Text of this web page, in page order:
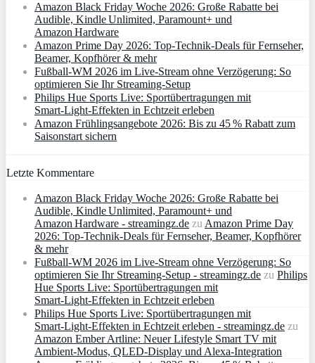
Amazon Black Friday Woche 2026: Große Rabatte bei
Audible, Kindle Unlimited, Paramount+ und
Amazon Hardware
Amazon Prime Day 2026: Top-Technik-Deals für Fernseher,
Beamer, Kopfhörer & mehr
Fußball-WM 2026 im Live-Stream ohne Verzögerung: So
optimieren Sie Ihr Streaming-Setup
Philips Hue Sports Live: Sportübertragungen mit
Smart‑Light‑Effekten in Echtzeit erleben
Amazon Frühlingsangebote 2026: Bis zu 45 % Rabatt zum
Saisonstart sichern
Letzte Kommentare
Amazon Black Friday Woche 2026: Große Rabatte bei
Audible, Kindle Unlimited, Paramount+ und
Amazon Hardware - streamingz.de zu Amazon Prime Day
2026: Top-Technik-Deals für Fernseher, Beamer, Kopfhörer
& mehr
Fußball-WM 2026 im Live-Stream ohne Verzögerung: So
optimieren Sie Ihr Streaming-Setup - streamingz.de zu Philips
Hue Sports Live: Sportübertragungen mit
Smart‑Light‑Effekten in Echtzeit erleben
Philips Hue Sports Live: Sportübertragungen mit
Smart‑Light‑Effekten in Echtzeit erleben - streamingz.de zu
Amazon Ember Artline: Neuer Lifestyle Smart TV mit
Ambient‑Modus, QLED‑Display und Alexa‑Integration